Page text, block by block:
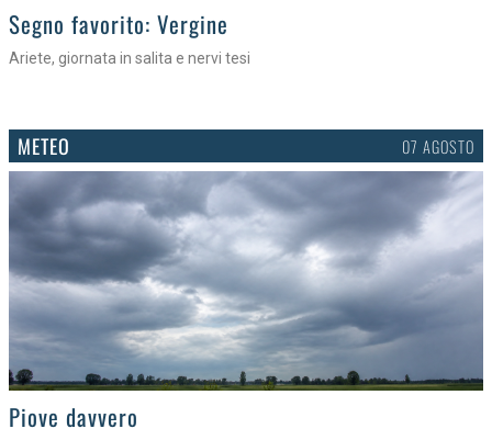
>
Segno favorito: Vergine
Ariete, giornata in salita e nervi tesi
METEO 07 AGOSTO
>
Piove davvero